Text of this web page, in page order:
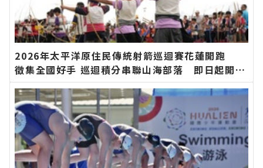
2026年太平洋原住民傳統射箭巡迴賽花蓮開跑
徵集全國好手 巡迴積分串聯山海部落 即日起開放
報名∣花蓮新聞網官方網站各類新聞－最快速的今
日新聞報導 最新的在地資訊！